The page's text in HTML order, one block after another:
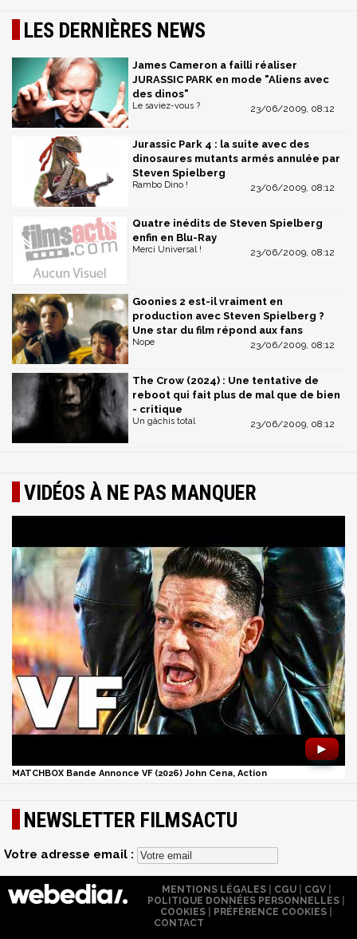
LES DERNIÈRES NEWS
James Cameron a failli réaliser
JURASSIC PARK en mode "Aliens avec
des dinos"
23/06/2009, 08:12
Le saviez-vous ?
Jurassic Park 4 : la suite avec des
dinosaures mutants armés annulée par
Steven Spielberg
23/06/2009, 08:12
Rambo Dino !
Quatre inédits de Steven Spielberg
enfin en Blu-Ray
23/06/2009, 08:12
Merci Universal !
Goonies 2 est-il vraiment en
production avec Steven Spielberg ?
Une star du film répond aux fans
23/06/2009, 08:12
Nope
The Crow (2024) : Une tentative de
reboot qui fait plus de mal que de bien
- critique
23/06/2009, 08:12
Un gâchis total
VIDÉOS À NE PAS MANQUER
►
MATCHBOX Bande Annonce VF (2026) John Cena, Action
NEWSLETTER FILMSACTU
Votre adresse email :
MENTIONS LÉGALES| CGU| CGV|
POLITIQUE DONNÉES PERSONNELLES
COOKIES
PRÉFÉRENCE COOKIES
CONTACT